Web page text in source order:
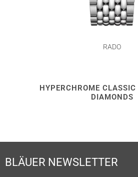
RADO
HYPERCHROME
DIAMONDS
BLÄUER NEWSLETTER